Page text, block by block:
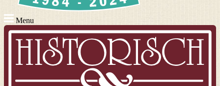
Menu